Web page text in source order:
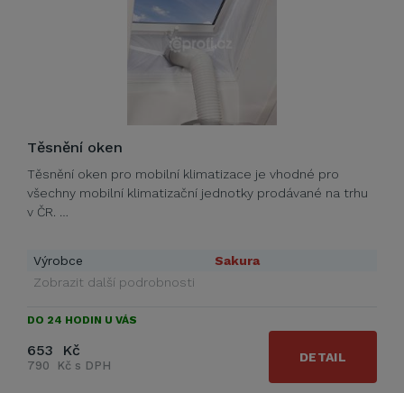
Těsnění oken
Těsnění oken pro mobilní klimatizace je vhodné pro
všechny mobilní klimatizační jednotky prodávané na trhu
v ČR. …
Výrobce
Sakura
Zobrazit další podrobnosti
DO 24 HODIN U VÁS
653 Kč
790 Kč s DPH
DETAIL